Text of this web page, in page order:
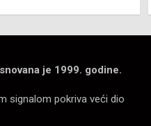
je 1999. godine.
signalom pokriva veći dio